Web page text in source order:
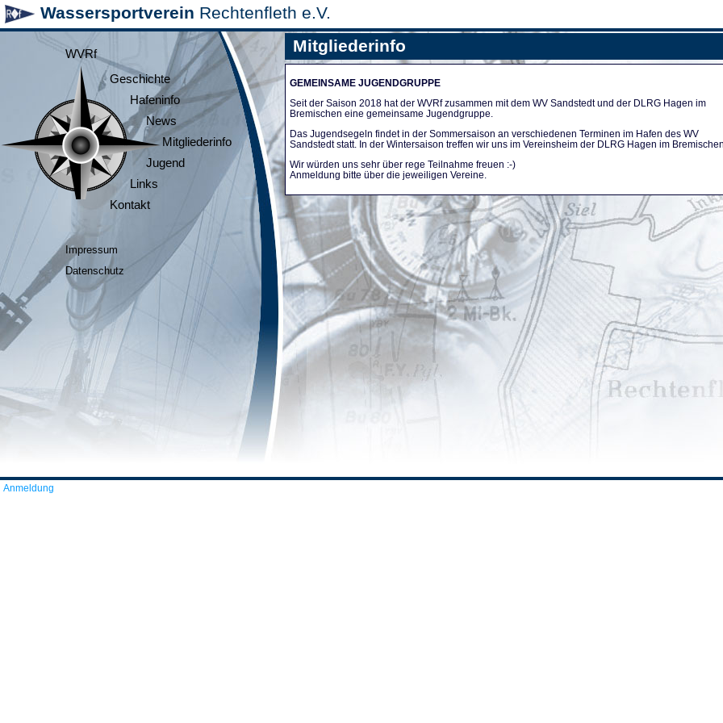
Wassersportverein Rechtenfleth e.V.
WVRf
Geschichte
Hafeninfo
News
Mitgliederinfo
Jugend
Links
Kontakt
Impressum
Datenschutz
Mitgliederinfo
GEMEINSAME JUGENDGRUPPE
Seit der Saison 2018 hat der WVRf zusammen mit dem WV Sandstedt und der DLRG Hagen im
Bremischen eine gemeinsame Jugendgruppe.
Das Jugendsegeln findet in der Sommersaison an verschiedenen Terminen im Hafen des WV
Sandstedt statt. In der Wintersaison treffen wir uns im Vereinsheim der DLRG Hagen im
Wir würden uns sehr über rege Teilnahme freuen :-)
Anmeldung bitte über die jeweiligen Vereine.
Anmeldung